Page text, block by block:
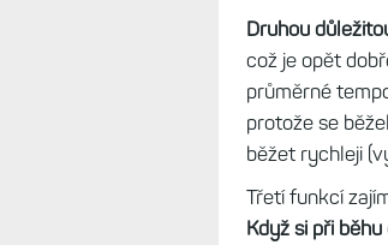
Druhou
což je opět
průměrné
protože se
běžet rychleji
Třetí funkcí
Když si při